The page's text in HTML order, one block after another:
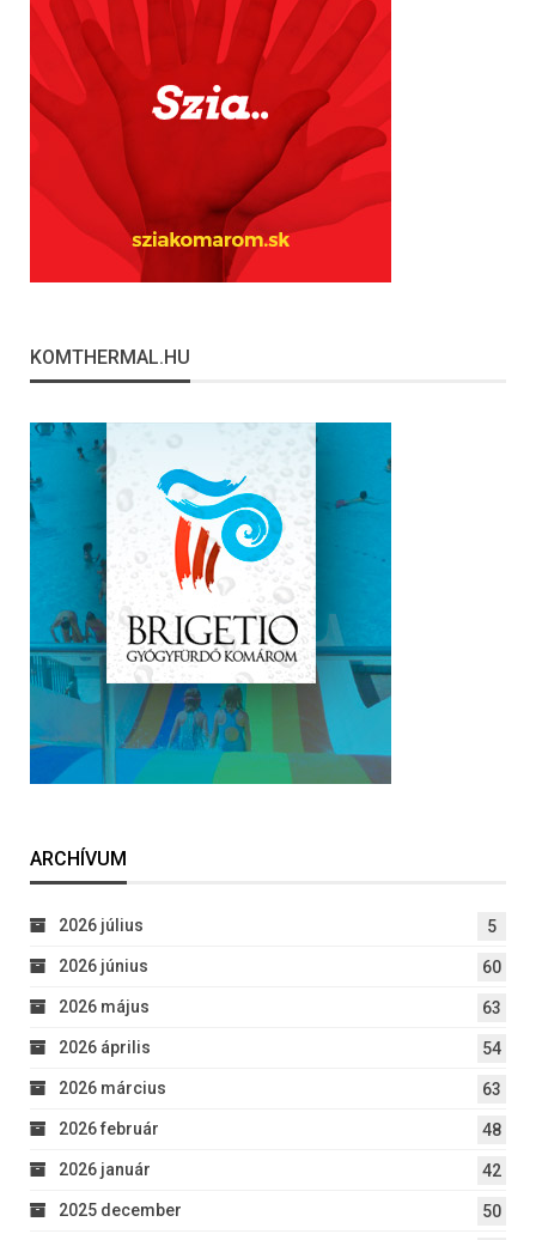
KOMTHERMAL.HU
ARCHÍVUM
2026 július 5
2026 június 60
2026 május 63
2026 április 54
2026 március 63
2026 február 48
2026 január 42
2025 december 50